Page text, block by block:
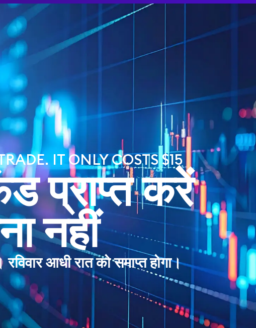
Code: PROVE15
हमारे बारे में सामान्य प्रश्न
यह कैसे काम करता है
IT ONLY COSTS $15
प्राप्त करें
नहीं
आधी रात को समाप्त होगा।